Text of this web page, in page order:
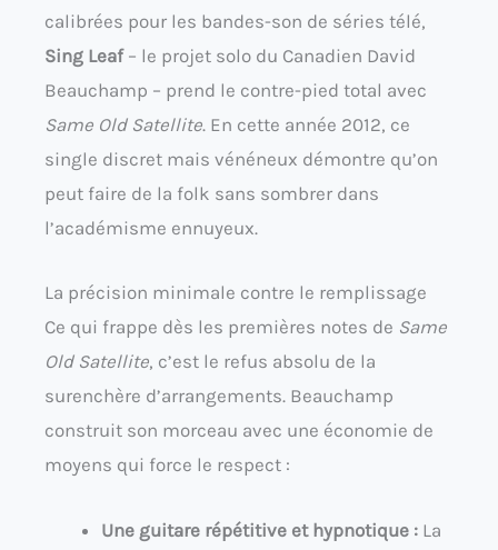
calibrées pour les bandes-son de séries télé,
Sing Leaf– le projet solo du Canadien David
Beauchamp – prend le contre-pied total avec
Same Old Satellite. En cette année 2012, ce
single discret mais vénéneux démontre qu’on
peut faire de la folk sans sombrer dans
l’académisme ennuyeux.
La précision minimale contre le remplissage
Ce qui frappe dès les premières notes de Same
Old Satellite, c’est le refus absolu de la
surenchère d’arrangements. Beauchamp
construit son morceau avec une économie de
moyens qui force le respect :
Une guitare répétitive et hypnotique : La